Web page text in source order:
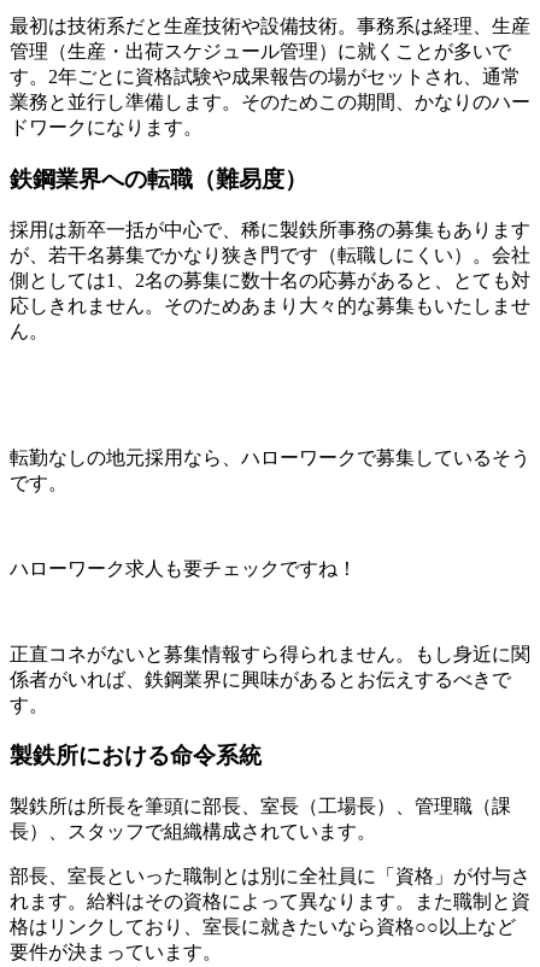
最初は技術系だと生産技術や設備技術。事務系は経理、生産
管理（生産・出荷スケジュール管理）に就くことが多いで
す。2年ごとに資格試験や成果報告の場がセットされ、通常
業務と並行し準備します。そのためこの期間、かなりのハー
ドワークになります。
鉄鋼業界への転職（難易度）
採用は新卒一括が中心で、稀に製鉄所事務の募集もあります
が、若干名募集でかなり狭き門です（転職しにくい）。会社
側としては1、2名の募集に数十名の応募があると、とても対
応しきれません。そのためあまり大々的な募集もいたしませ
ん。
転勤なしの地元採用なら、ハローワークで募集しているそう
です。
ハローワーク求人も要チェックですね！
正直コネがないと募集情報すら得られません。
もし身近に関
係者がいれば、鉄鋼業界に興味があるとお伝えするべき で
す。
製鉄所における命令系統
製鉄所は所長を筆頭に部長、室長（工場長）、管理職（課
長）、スタッフで組織構成されています。
部長、室長といった職制とは別に全社員に「資格」が付与さ
れます。 給料はその資格によって異なります。また職制と資
格はリンクしており、室長に就きたいなら資格○○以上など
要件が決まっています。